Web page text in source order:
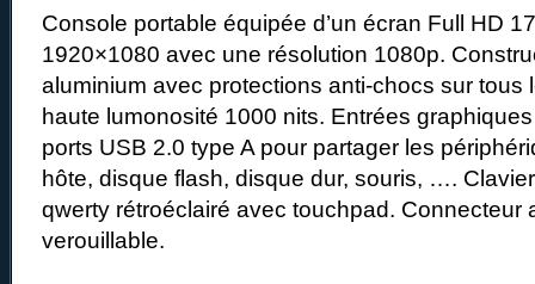
Console portable équipée d’un écran Full HD
1920×1080 avec une résolution 1080p.
aluminium avec protections anti-chocs sur
haute lumonosité 1000 nits. Entrées
ports USB 2.0 type A pour partager les
hôte, disque flash, disque dur, souris, ….
qwerty rétroéclairé avec touchpad. Connecteur
verouillable.